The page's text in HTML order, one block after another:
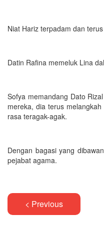
Niat Hariz terpadam dan
Datin Rafina memeluk Lina
Sofya memandang Dato
mereka, dia terus
rasa teragak-agak.
Dengan bagasi yang
pejabat agama.
< Previous